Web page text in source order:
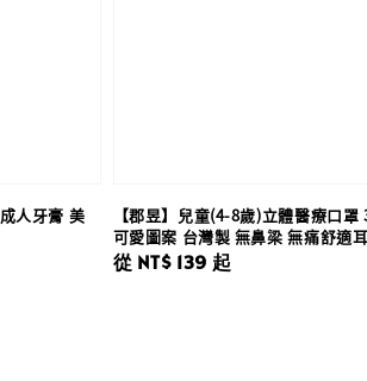
人牙膏 美
【郡昱】兒童(4-8歲)立體醫療口罩
可愛圖案 台灣製 無鼻梁 無痛舒適
Regular
從 NT$ 139 起